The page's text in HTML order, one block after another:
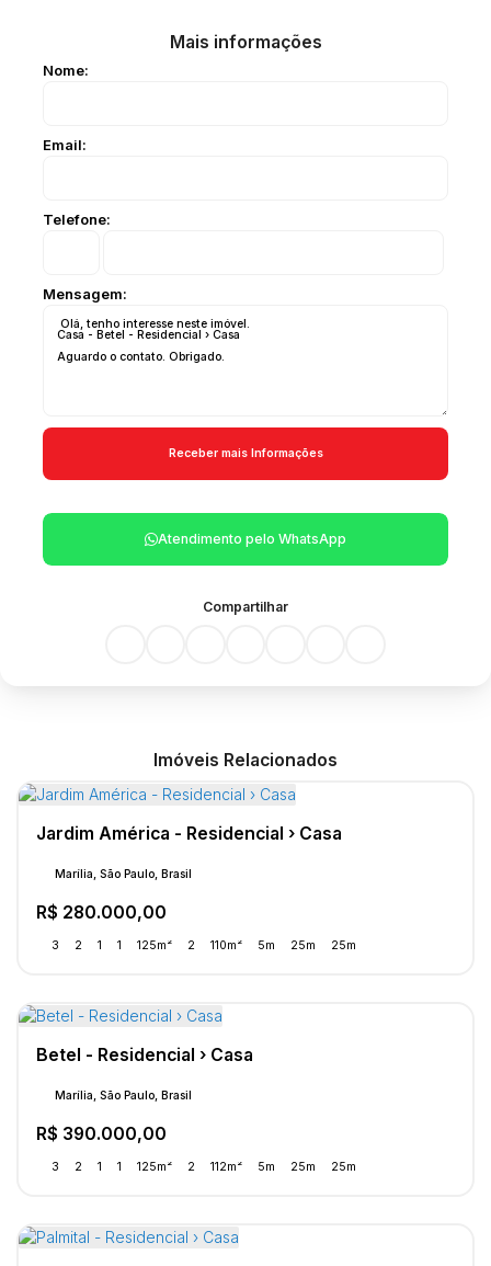
Mais informações
Nome:
Email:
Telefone:
Mensagem:
Atendimento pelo WhatsApp
Compartilhar
Imóveis Relacionados
Jardim América - Residencial › Casa
R$ 280.000,00
Marília, São Paulo, Brasil
3 2 1 1 125m² 2 110m² 5m 25m 25m
Betel - Residencial › Casa
R$ 390.000,00
Marília, São Paulo, Brasil
3 2 1 1 125m² 2 112m² 5m 25m 25m